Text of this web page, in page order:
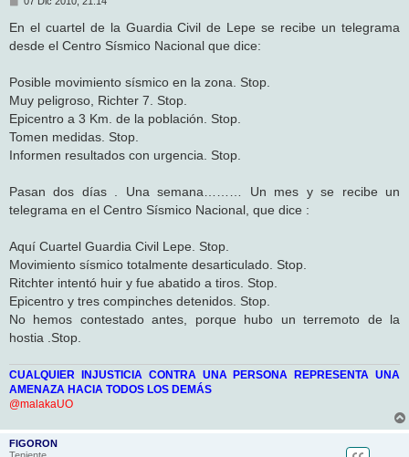
n
a
En el cuartel de la Guardia Civil de Lepe se recibe un telegrama
desde el Centro Sísmico Nacional que dice:
Posible movimiento sísmico en la zona. Stop.
Muy peligroso, Richter 7. Stop.
Epicentro a 3 Km. de la población. Stop.
Tomen medidas. Stop.
Informen resultados con urgencia. Stop.
Pasan dos días . Una semana……… Un mes y se recibe un
telegrama en el Centro Sísmico Nacional, que dice :
Aquí Cuartel Guardia Civil Lepe. Stop.
Movimiento sísmico totalmente desarticulado. Stop.
Ritchter intentó huir y fue abatido a tiros. Stop.
Epicentro y tres compinches detenidos. Stop.
No hemos contestado antes, porque hubo un terremoto de la
hostia .Stop.
CUALQUIER INJUSTICIA CONTRA UNA PERSONA REPRESENTA UNA
AMENAZA HACIA TODOS LOS DEMÁS
@malakaUO
FIGORON
Teniente